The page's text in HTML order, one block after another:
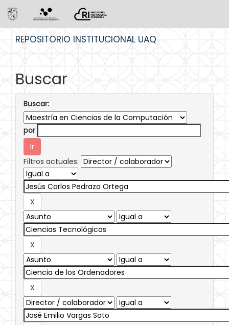
REPOSITORIO INSTITUCIONAL UAQ
Buscar
Buscar:
por
Filtros actuales: